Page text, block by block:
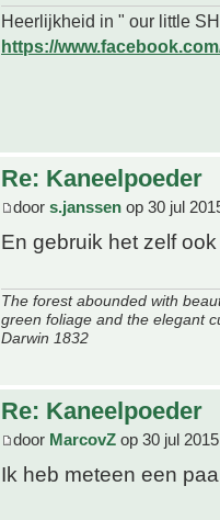
Heerlijkheid in " our little
https://
Re: Kaneelpoeder
door s.janssen op 30 jul
En gebruik het zelf
The forest abounded with
green foliage and the elegant
Darwin 1832
Re: Kaneelpoeder
door MarcovZ op 30 jul
Ik heb meteen een